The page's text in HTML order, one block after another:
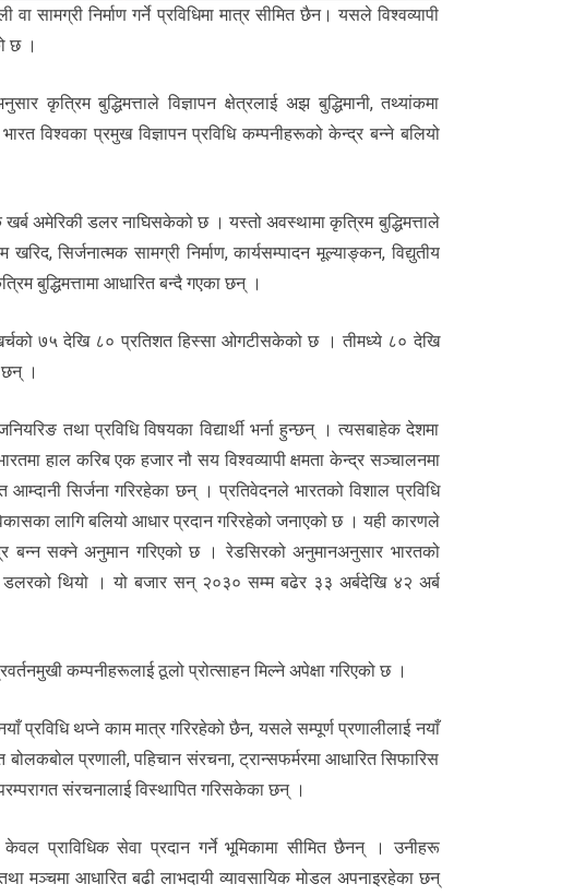
सामग्री निर्माण गर्ने प्रविधिमा मात्र सीमित छैन। यसले विश्वव्यापी
छ ।
कृत्रिम बुद्धिमत्ताले विज्ञापन क्षेत्रलाई अझ बुद्धिमानी, तथ्यांकमा
विश्वका प्रमुख विज्ञापन प्रविधि कम्पनीहरूको केन्द्र बन्ने बलियो
अमेरिकी डलर नाघिसकेको छ । यस्तो अवस्थामा कृत्रिम बुद्धिमत्ताले
सिर्जनात्मक सामग्री निर्माण, कार्यसम्पादन मूल्याङ्कन, विद्युतीय
बुद्धिमत्तामा आधारित बन्दै गएका छन् ।
खर्चको ७५ देखि ८० प्रतिशत हिस्सा ओगटीसकेको छ । तीमध्ये ८० देखि
छन् ।
तथा प्रविधि विषयका विद्यार्थी भर्ना हुन्छन् । त्यसबाहेक देशमा
हाल करिब एक हजार नौ सय विश्वव्यापी क्षमता केन्द्र सञ्चालनमा
सिर्जना गरिरहेका छन् । प्रतिवेदनले भारतको विशाल प्रविधि
लागि बलियो आधार प्रदान गरिरहेको जनाएको छ । यही कारणले
बन्न सक्ने अनुमान गरिएको छ । रेडसिरको अनुमानअनुसार भारतको
थियो । यो बजार सन् २०३० सम्म बढेर ३३ अर्बदेखि ४२ अर्ब
कम्पनीहरूलाई ठूलो प्रोत्साहन मिल्ने अपेक्षा गरिएको छ ।
प्रविधि थप्ने काम मात्र गरिरहेको छैन, यसले सम्पूर्ण प्रणालीलाई नयाँ
प्रणाली, पहिचान संरचना, ट्रान्सफर्मरमा आधारित सिफारिस
संरचनालाई विस्थापित गरिसकेका छन् ।
प्राविधिक सेवा प्रदान गर्ने भूमिकामा सीमित छैनन् । उनीहरू
मञ्चमा आधारित बढी लाभदायी व्यावसायिक मोडल अपनाइरहेका छन्